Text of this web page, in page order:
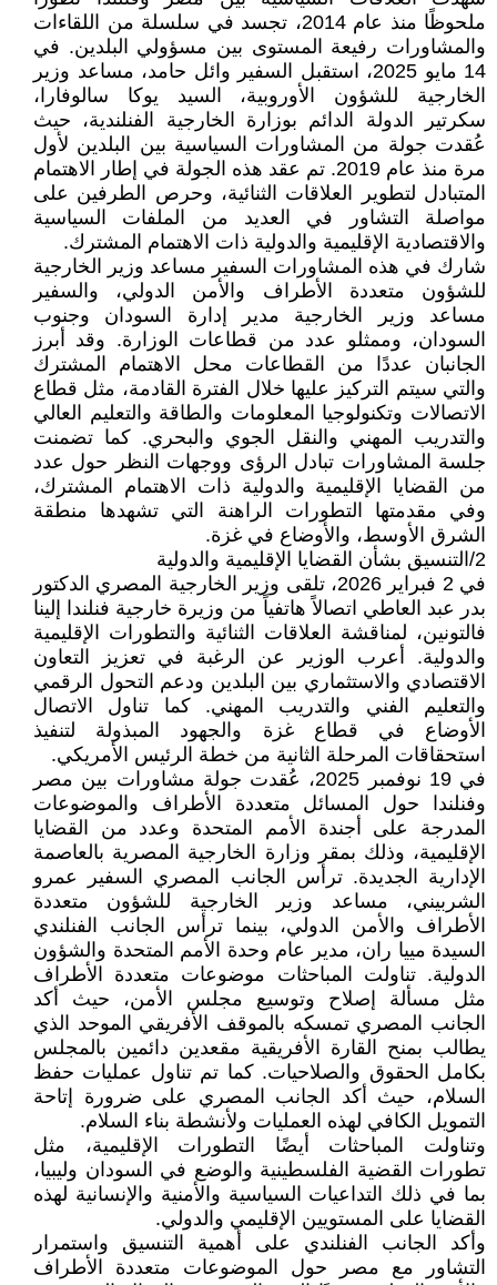
ملحوظًا منذ عام 2014، تجسد في سلسلة من اللقاءات
والمشاورات رفيعة المستوى بين مسؤولي البلدين. في
14 مايو 2025، استقبل السفير وائل حامد، مساعد وزير
الخارجية للشؤون الأوروبية، السيد يوكا سالوفارا،
سكرتير الدولة الدائم بوزارة الخارجية الفنلندية، حيث
عُقدت جولة من المشاورات السياسية بين البلدين لأول
مرة منذ عام 2019. تم عقد هذه الجولة في إطار الاهتمام
المتبادل لتطوير العلاقات الثنائية، وحرص الطرفين على
مواصلة التشاور في العديد من الملفات السياسية
والاقتصادية الإقليمية والدولية ذات الاهتمام المشترك.
شارك في هذه المشاورات السفير مساعد وزير الخارجية
للشؤون متعددة الأطراف والأمن الدولي، والسفير
مساعد وزير الخارجية مدير إدارة السودان وجنوب
السودان، وممثلو عدد من قطاعات الوزارة. وقد أبرز
الجانبان عددًا من القطاعات محل الاهتمام المشترك
والتي سيتم التركيز عليها خلال الفترة القادمة، مثل قطاع
الاتصالات وتكنولوجيا المعلومات والطاقة والتعليم العالي
والتدريب المهني والنقل الجوي والبحري. كما تضمنت
جلسة المشاورات تبادل الرؤى ووجهات النظر حول عدد
من القضايا الإقليمية والدولية ذات الاهتمام المشترك،
وفي مقدمتها التطورات الراهنة التي تشهدها منطقة
الشرق الأوسط، والأوضاع في غزة.
2/التنسيق بشأن القضايا الإقليمية والدولية
في 2 فبراير 2026، تلقى وزير الخارجية المصري الدكتور
بدر عبد العاطي اتصالاً هاتفياً من وزيرة خارجية فنلندا إلينا
فالتونين، لمناقشة العلاقات الثنائية والتطورات الإقليمية
والدولية. أعرب الوزير عن الرغبة في تعزيز التعاون
الاقتصادي والاستثماري بين البلدين ودعم التحول الرقمي
والتعليم الفني والتدريب المهني. كما تناول الاتصال
الأوضاع في قطاع غزة والجهود المبذولة لتنفيذ
استحقاقات المرحلة الثانية من خطة الرئيس الأمريكي.
في 19 نوفمبر 2025، عُقدت جولة مشاورات بين مصر
وفنلندا حول المسائل متعددة الأطراف والموضوعات
المدرجة على أجندة الأمم المتحدة وعدد من القضايا
الإقليمية، وذلك بمقر وزارة الخارجية المصرية بالعاصمة
الإدارية الجديدة. ترأس الجانب المصري السفير عمرو
الشربيني، مساعد وزير الخارجية للشؤون متعددة
الأطراف والأمن الدولي، بينما ترأس الجانب الفنلندي
السيدة مييا ران، مدير عام وحدة الأمم المتحدة والشؤون
الدولية. تناولت المباحثات موضوعات متعددة الأطراف
مثل مسألة إصلاح وتوسيع مجلس الأمن، حيث أكد
الجانب المصري تمسكه بالموقف الأفريقي الموحد الذي
يطالب بمنح القارة الأفريقية مقعدين دائمين بالمجلس
بكامل الحقوق والصلاحيات. كما تم تناول عمليات حفظ
السلام، حيث أكد الجانب المصري على ضرورة إتاحة
التمويل الكافي لهذه العمليات ولأنشطة بناء السلام.
وتناولت المباحثات أيضًا التطورات الإقليمية، مثل
تطورات القضية الفلسطينية والوضع في السودان وليبيا،
بما في ذلك التداعيات السياسية والأمنية والإنسانية لهذه
القضايا على المستويين الإقليمي والدولي.
وأكد الجانب الفنلندي على أهمية التنسيق واستمرار
التشاور مع مصر حول الموضوعات متعددة الأطراف